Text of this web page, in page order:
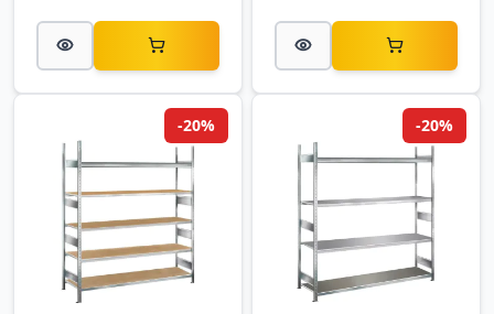
-20% -20%